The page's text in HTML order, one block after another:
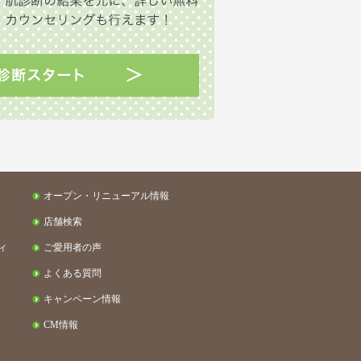
オープン・リニューアル情報
店舗検索
ご愛用者の声
よくある質問
キャンペーン情報
CM情報